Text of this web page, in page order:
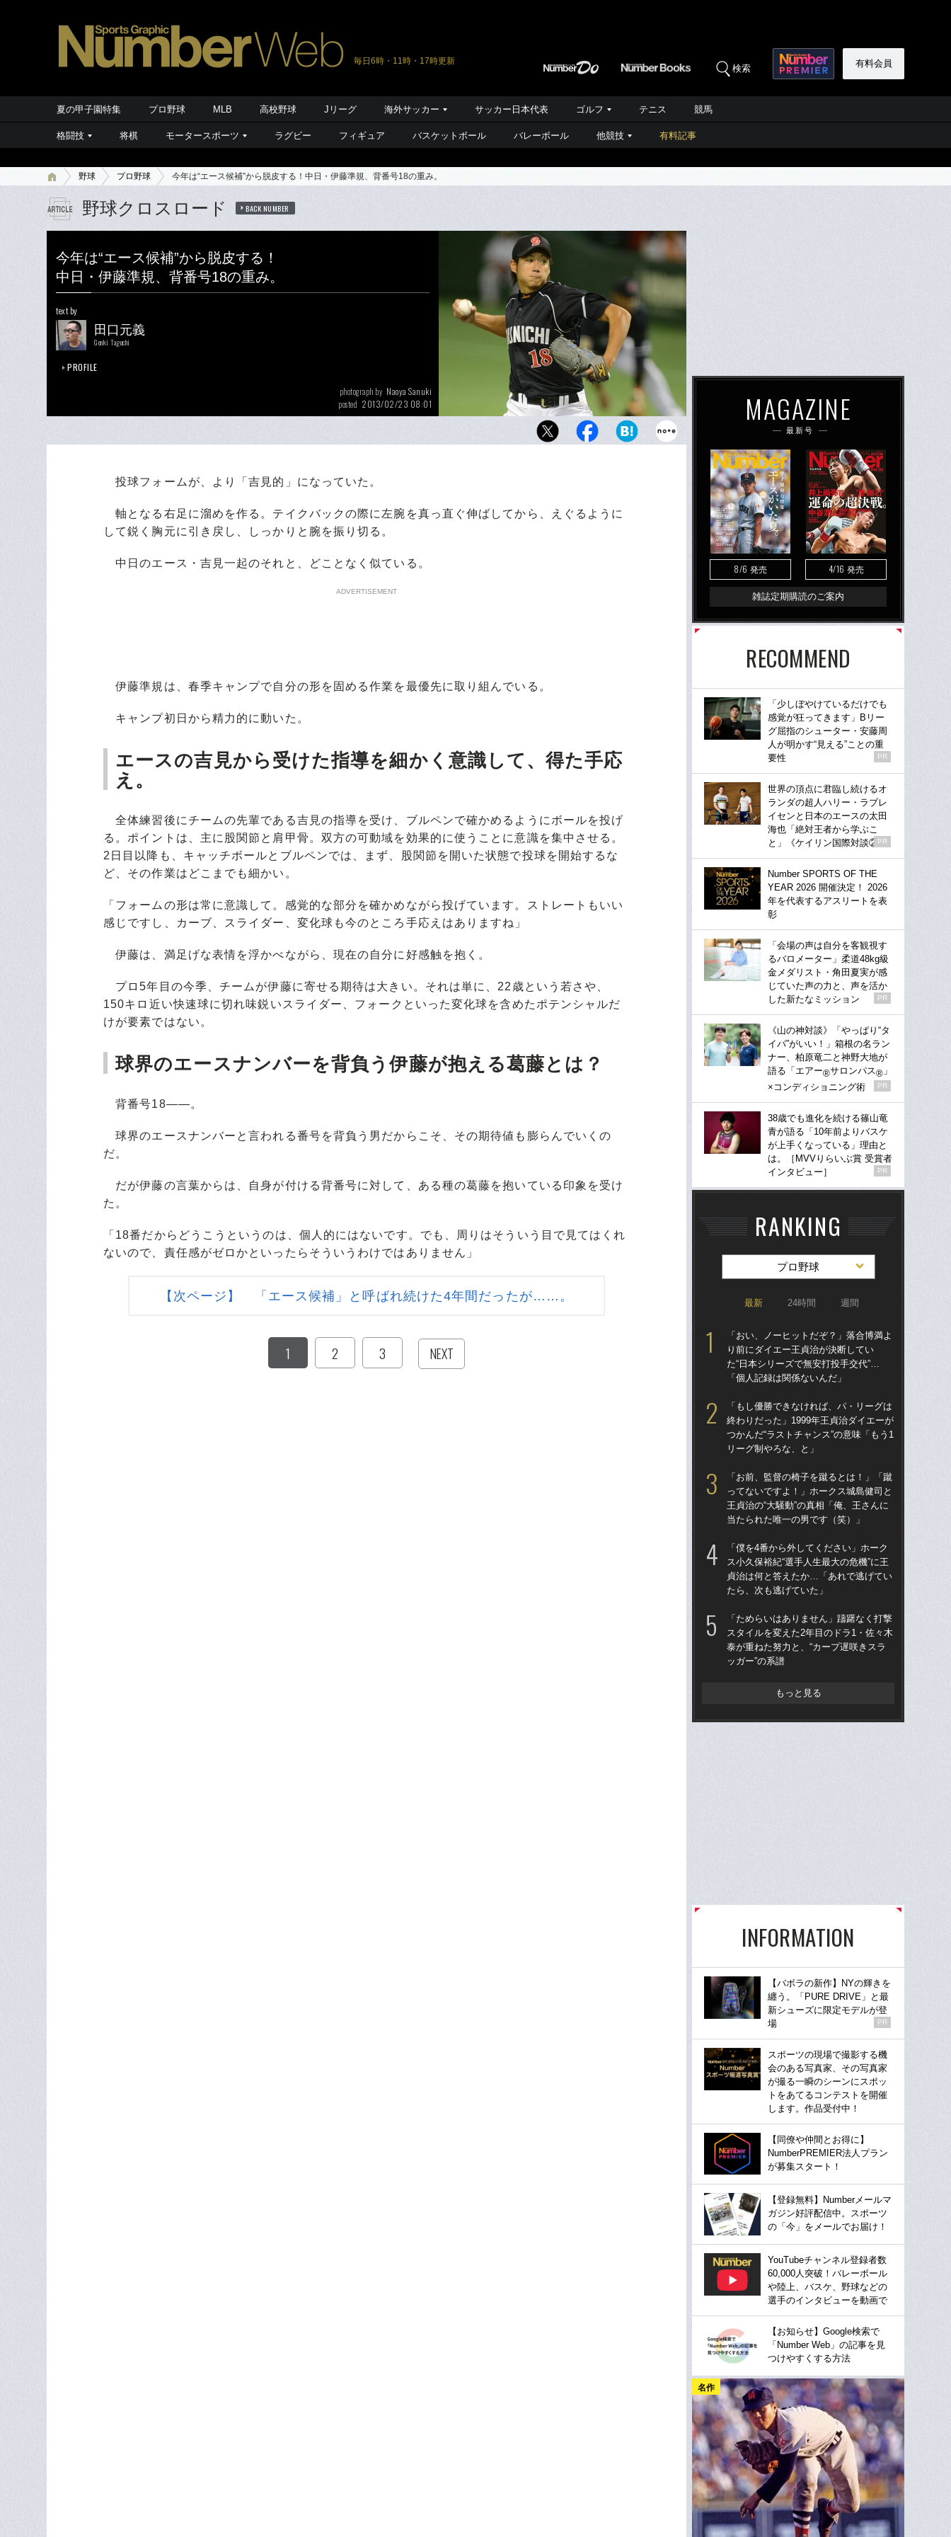
毎日6時・11時・17時更新
検索 有料会員
夏の甲子園特集 プロ野球 MLB 高校野球 Jリーグ 海外サッカー サッカー日本代表 ゴルフ テニス 競馬
格闘技 将棋 モータースポーツ ラグビー フィギュア バスケットボール バレーボール 他競技 有料記事
野球 プロ野球 今年は“エース候補”から脱皮する！中日・伊藤準規、背番号18の重み。
野球クロスロード BACK NUMBER
今年は“エース候補”から脱皮する！
中日・伊藤準規、背番号18の重み。
text by
田口元義
Genki Taguchi
PROFILE
photograph by Naoya Sanuki
posted 2013/02/23 08:01
クライマックスシリーズ・ファイナルステージ第2戦での
投球フォームが、より「吉見的」になっていた。
軸となる右足に溜めを作る。テイクバックの際に左腕を真っ直ぐ伸ばしてから、えぐるように
して鋭く胸元に引き戻し、しっかりと腕を振り切る。
中日のエース・吉見一起のそれと、どことなく似ている。
ADVERTISEMENT
伊藤準規は、春季キャンプで自分の形を固める作業を最優先に取り組んでいる。
キャンプ初日から精力的に動いた。
エースの吉見から受けた指導を細かく意識して、得た手応
え。
全体練習後にチームの先輩である吉見の指導を受け、ブルペンで確かめるようにボールを投げ
る。ポイントは、主に股関節と肩甲骨。双方の可動域を効果的に使うことに意識を集中させる。
2日目以降も、キャッチボールとブルペンでは、まず、股関節を開いた状態で投球を開始するな
ど、その作業はどこまでも細かい。
「フォームの形は常に意識して。感覚的な部分を確かめながら投げています。ストレートもいい
感じですし、カーブ、スライダー、変化球も今のところ手応えはありますね」
伊藤は、満足げな表情を浮かべながら、現在の自分に好感触を抱く。
プロ5年目の今季、チームが伊藤に寄せる期待は大きい。それは単に、22歳という若さや、
150キロ近い快速球に切れ味鋭いスライダー、フォークといった変化球を含めたポテンシャルだ
けが要素ではない。
球界のエースナンバーを背負う伊藤が抱える葛藤とは？
背番号18――。
球界のエースナンバーと言われる番号を背負う男だからこそ、その期待値も膨らんでいくの
だ。
だが伊藤の言葉からは、自身が付ける背番号に対して、ある種の葛藤を抱いている印象を受け
た。
「18番だからどうこうというのは、個人的にはないです。でも、周りはそういう目で見てはくれ
ないので、責任感がゼロかといったらそういうわけではありません」
【次ページ】 「エース候補」と呼ばれ続けた4年間だったが……。
1 2 3 NEXT
MAGAZINE
最新号
8/6 発売 4/16 発売
雑誌定期購読のご案内
RECOMMEND
「少しぼやけているだけでも
感覚が狂ってきます」Bリー
グ屈指のシューター・安藤周
人が明かす“見える”ことの重
要性
PR
世界の頂点に君臨し続けるオ
ランダの超人ハリー・ラブレ
イセンと日本のエースの太田
海也「絶対王者から学ぶこ
と」《ケイリン国際対談②》
PR
Number SPORTS OF THE
YEAR 2026 開催決定！ 2026
年を代表するアスリートを表
彰
「会場の声は自分を客観視す
るバロメーター」柔道48kg級
金メダリスト・角田夏実が感
じていた声の力と、声を活か
した新たなミッション
PR
《山の神対談》「やっぱり“タ
イパ”がいい！」箱根の名ラン
ナー、柏原竜二と神野大地が
語る「エアー®サロンパス® 」
×コンディショニング術
PR
38歳でも進化を続ける篠山竜
青が語る「10年前よりバスケ
が上手くなっている」理由と
は。［MVVりらいぶ賞 受賞者
インタビュー］
PR
RANKING
プロ野球
最新 24時間 週間
「おい、ノーヒットだぞ？」落合博満よ
り前にダイエー王貞治が決断してい
た“日本シリーズで無安打投手交代”…
「個人記録は関係ないんだ」
「もし優勝できなければ、パ・リーグは
終わりだった」1999年王貞治ダイエーが
つかんだ“ラストチャンス”の意味「もう1
リーグ制やろな、と」
「お前、監督の椅子を蹴るとは！」「蹴
ってないですよ！」ホークス城島健司と
王貞治の“大騒動”の真相「俺、王さんに
当たられた唯一の男です（笑）」
「僕を4番から外してください」ホーク
ス小久保裕紀“選手人生最大の危機”に王
貞治は何と答えたか…「あれで逃げてい
たら、次も逃げていた」
「ためらいはありません」躊躇なく打撃
スタイルを変えた2年目のドラ1・佐々木
泰が重ねた努力と、“カープ遅咲きスラ
ッガー”の系譜
もっと見る
INFORMATION
【バボラの新作】NYの輝きを
纏う。「PURE DRIVE」と最
新シューズに限定モデルが登
場
PR
スポーツの現場で撮影する機
会のある写真家、その写真家
が撮る一瞬のシーンにスポッ
トをあてるコンテストを開催
します。作品受付中！
【同僚や仲間とお得に】
NumberPREMIER法人プラン
が募集スタート！
【登録無料】Numberメールマ
ガジン好評配信中。スポーツ
の「今」をメールでお届け！
YouTubeチャンネル登録者数
60,000人突破！バレーボール
や陸上、バスケ、野球などの
選手のインタビューを動画で
【お知らせ】Google検索で
「Number Web」の記事を見
つけやすくする方法
名作